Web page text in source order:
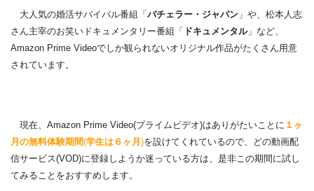
大人気の婚活サバイバル番組「バチェラー・ジャパン 」や、松本人志
さん主宰のお笑いドキュメンタリー番組「 ドキュメンタル」など、
Amazon Prime Videoでしか観られないオリジナル作品がたくさん用意
されています。
現在、Amazon Prime Video(プライムビデオ)はありがたいことに １ヶ
月の無料体験期間(学生は６ヶ月 )を設けてくれているので、どの動画配
信サービス(VOD)に登録しようか迷っている方は、是非この期間に試し
てみることをおすすめします。